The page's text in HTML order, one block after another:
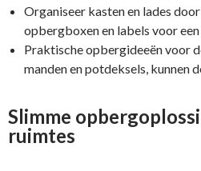
Organiseer kasten en lades
opbergboxen en labels voor
Praktische opbergideeën voor
manden en potdeksels, kunnen
Slimme
ruimtes